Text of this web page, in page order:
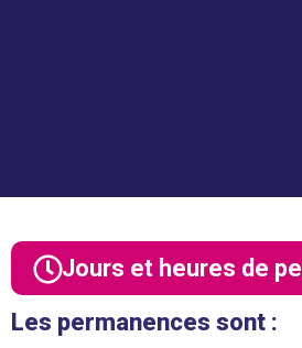
Jours et heures de
Les permanences sont :